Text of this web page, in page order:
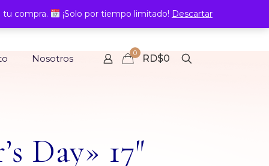
Nosotros 0 RD$0
Day» 17″
compra. ¡Solo por tiempo limitado! Descartar